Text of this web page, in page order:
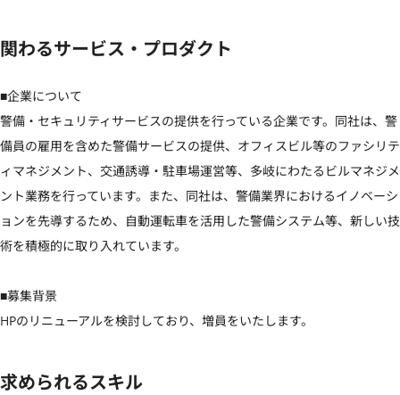
関わるサービス・プロダクト
■企業について
警備・セキュリティサービスの提供を行っている企業です。同社は、警
備員の雇用を含めた警備サービスの提供、オフィスビル等のファシリテ
ィマネジメント、交通誘導・駐車場運営等、多岐にわたるビルマネジメ
ント業務を行っています。また、同社は、警備業界におけるイノベーシ
ョンを先導するため、自動運転車を活用した警備システム等、新しい技
術を積極的に取り入れています。
■募集背景
HPのリニューアルを検討しており、増員をいたします。
求められるスキル